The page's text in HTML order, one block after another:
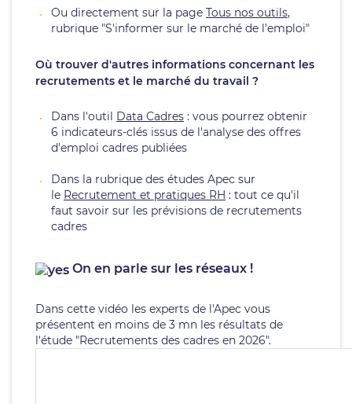
Ou directement sur la page Tous nos outils,
rubrique "S'informer sur le marché de l'emploi"
​​​​Où trouver d'autres informations concernant les
recrutements et le marché du travail ?
Dans l'outil Data Cadres : vous pourrez obtenir
6 indicateurs-clés issus de l'analyse des offres
d'emploi cadres publiées
Dans la rubrique des études Apec sur
le Recrutement et pratiques RH : tout ce qu'il
faut savoir sur les prévisions de recrutements
cadres
On en parle sur les réseaux !
Dans cette vidéo les experts de l'Apec vous
présentent en moins de 3 mn les résultats de
l'étude "Recrutements des cadres en 2026".